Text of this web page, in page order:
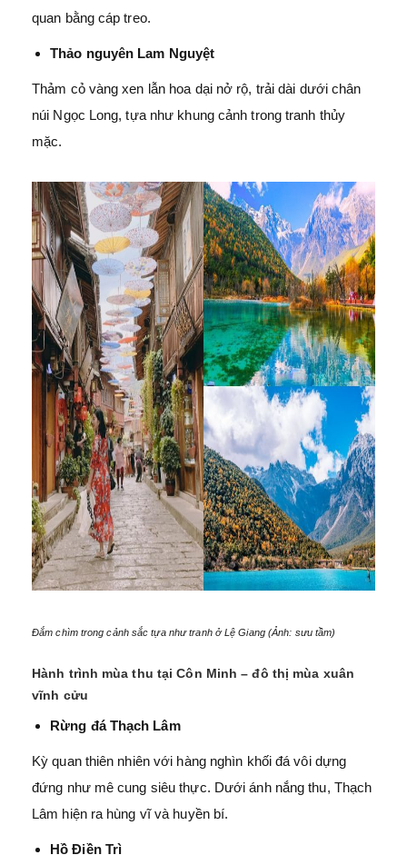
quan bằng cáp treo.
Thảo nguyên Lam Nguyệt
Thảm cỏ vàng xen lẫn hoa dại nở rộ, trải dài dưới chân
núi Ngọc Long, tựa như khung cảnh trong tranh thủy
mặc.
Đắm chìm trong cảnh sắc tựa như tranh ở Lệ Giang (Ảnh: sưu tầm)
Hành trình mùa thu tại Côn Minh – đô thị mùa xuân
vĩnh cửu
Rừng đá Thạch Lâm
Kỳ quan thiên nhiên với hàng nghìn khối đá vôi dựng
đứng như mê cung siêu thực. Dưới ánh nắng thu, Thạch
Lâm hiện ra hùng vĩ và huyền bí.
Hồ Điền Trì